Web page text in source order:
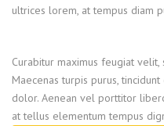
ultrices lorem, at tempus diam
Curabitur maximus feugiat
Maecenas turpis purus,
dolor. Aenean vel porttitor
at tellus elementum tempus